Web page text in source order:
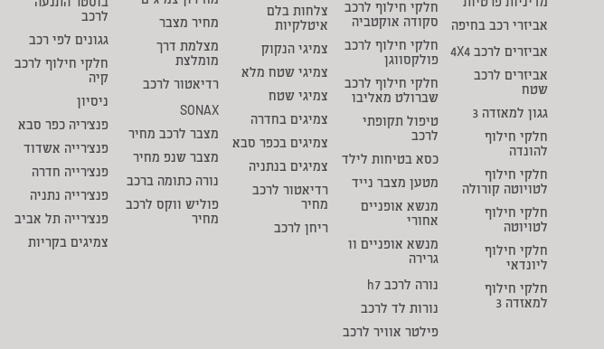
מדיניות פרטיות
אביזרי רכב בחיפה
אביזרים לרכב 4X4
אביזרים לרכב
שטח
גגון למאזדה 3
חלקי חילוף
להונדה
חלקי חילוף
לטויוטה קורולה
חלקי חילוף
לטויוטה
חלקי חילוף
ליונדאי
חלקי חילוף
למאזדה 3
חלקי חילוף לרכב
סקודה אוקטביה
חלקי חילוף לרכב
פולקסווגן
חלקי חילוף לרכב
שברולט מאליבו
טיפול תקופתי
לרכב
כסא בטיחות לילד
מטען מצבר נייד
מנשא אופניים
אחורי
מנשא אופניים וו
גרירה
נורה לרכב h7
נורות לד לרכב
פילטר אוויר לרכב
צלחות בלם
איטלקיות
צמיגי הנקוק
צמיגי שטח מלא
צמיגי שטח
צמיגים בחדרה
צמיגים בכפר סבא
צמיגים בנתניה
רדיאטור לרכב
מחיר
ריחן לרכב
מחיר מצבר
מצלמת דרך
מומלצת
רדיאטור לרכב
SONAX
מצבר לרכב מחיר
מצבר שנפ מחיר
נורה כתומה ברכב
פוליש ווקס לרכב
מחיר
בוסטר התנעה
לרכב
גגונים לפי רכב
חלקי חילוף לרכב
קיה
ניסיון
פנצ'ריה כפר סבא
פנצ'רייה אשדוד
פנצ'רייה חדרה
פנצ'רייה נתניה
פנצ'רייה תל אביב
צמיגים בקריות